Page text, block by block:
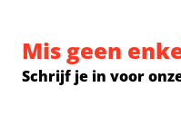
Mis geen
Schrijf je in voor